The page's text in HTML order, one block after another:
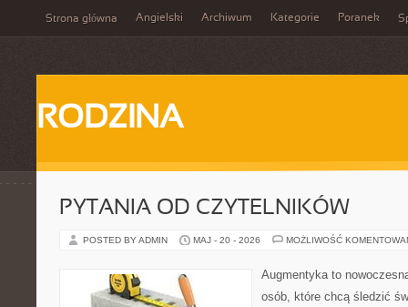
Strona główna Angielski Archiwum Kategorie Poranek
RODZINA
PYTANIA OD CZYTELNIKÓW
POSTED BY ADMIN MAJ - 20 - 2026 MOŻLIWOŚĆ
Augmentyka to
osób, które chcą śledzić